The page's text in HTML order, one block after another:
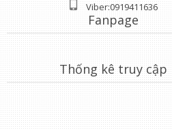
Viber:0919411636
Fanpage
Thống kê truy cập